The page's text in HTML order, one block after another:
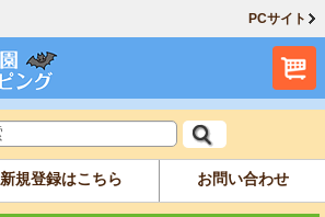
PCサイト
新規登録はこちら お問い合わせ